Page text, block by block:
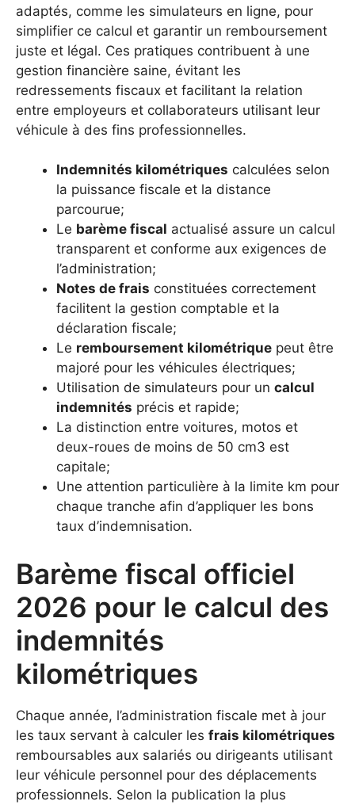
adaptés, comme les simulateurs en ligne, pour
simplifier ce calcul et garantir un remboursement
juste et légal. Ces pratiques contribuent à une
gestion financière saine, évitant les
redressements fiscaux et facilitant la relation
entre employeurs et collaborateurs utilisant leur
véhicule à des fins professionnelles.
Indemnités kilométriques calculées selon
la puissance fiscale et la distance
parcourue;
Le barème fiscal actualisé assure un calcul
transparent et conforme aux exigences de
l’administration;
Notes de frais constituées correctement
facilitent la gestion comptable et la
déclaration fiscale;
Le remboursement kilométrique peut être
majoré pour les véhicules électriques;
Utilisation de simulateurs pour un calcul
indemnités précis et rapide;
La distinction entre voitures, motos et
deux-roues de moins de 50 cm3 est
capitale;
Une attention particulière à la limite km pour
chaque tranche afin d’appliquer les bons
taux d’indemnisation.
Barème fiscal officiel
2026 pour le calcul des
indemnités
kilométriques
Chaque année, l’administration fiscale met à jour
les taux servant à calculer les frais kilométriques
remboursables aux salariés ou dirigeants utilisant
leur véhicule personnel pour des déplacements
professionnels. Selon la publication la plus